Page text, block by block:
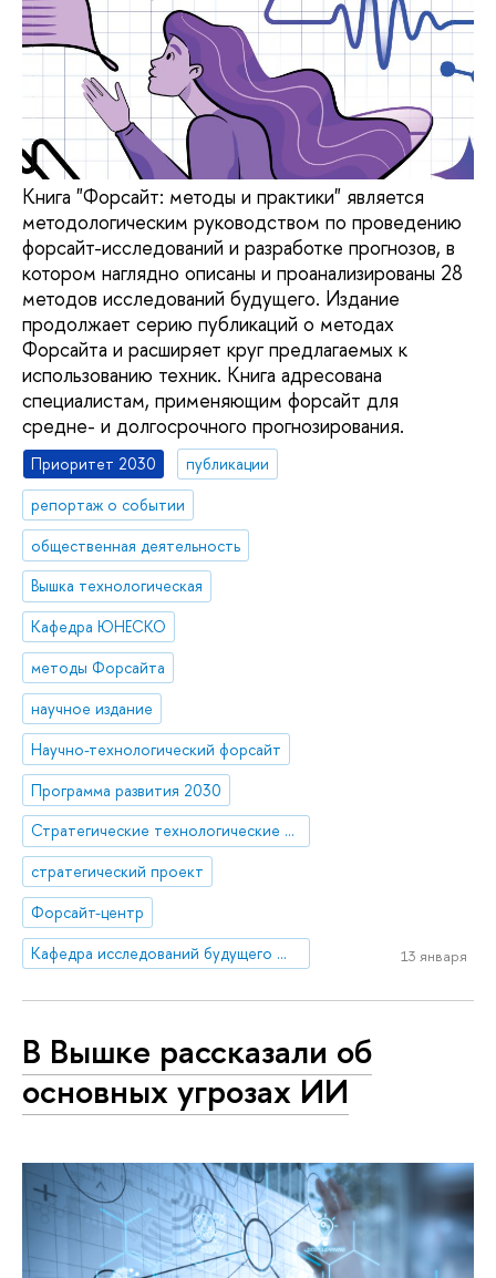
Книга "Форсайт: методы и практики" является
методологическим руководством по проведению
форсайт-исследований и разработке прогнозов, в
котором наглядно описаны и проанализированы 28
методов исследований будущего. Издание
продолжает серию публикаций о методах
Форсайта и расширяет круг предлагаемых к
использованию техник. Книга адресована
специалистам, применяющим форсайт для
средне- и долгосрочного прогнозирования.
Приоритет 2030
публикации
репортаж о событии
общественная деятельность
Вышка технологическая
Кафедра ЮНЕСКО
методы Форсайта
научное издание
Научно-технологический форсайт
Программа развития 2030
Стратегические технологические проекты
стратегический проект
Форсайт-центр
Кафедра исследований будущего ЮНЕСКО
13 января
В Вышке рассказали об
основных угрозах ИИ